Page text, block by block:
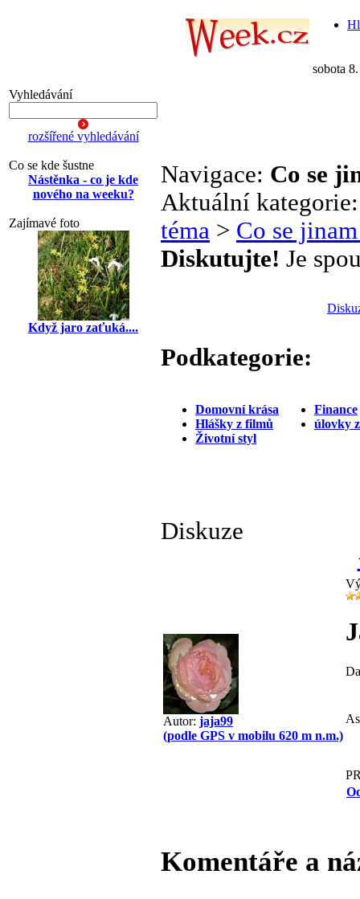
sobota
Vyhledávání
rozšířené vyhledávání
Co se kde šustne
Nástěnka - co je kde
nového na weeku?
Zajímavé foto
Když jaro zaťuká....
Navigace: Co se
Aktuální
téma > Co se
Diskutujte! Je
Podkategorie:
Domovní krása
Hlášky z filmů
Životní styl
Finance
úlovky
Diskuze
Autor: jaja99
(podle GPS v mobilu 620 m n.m.)
Komentáře a